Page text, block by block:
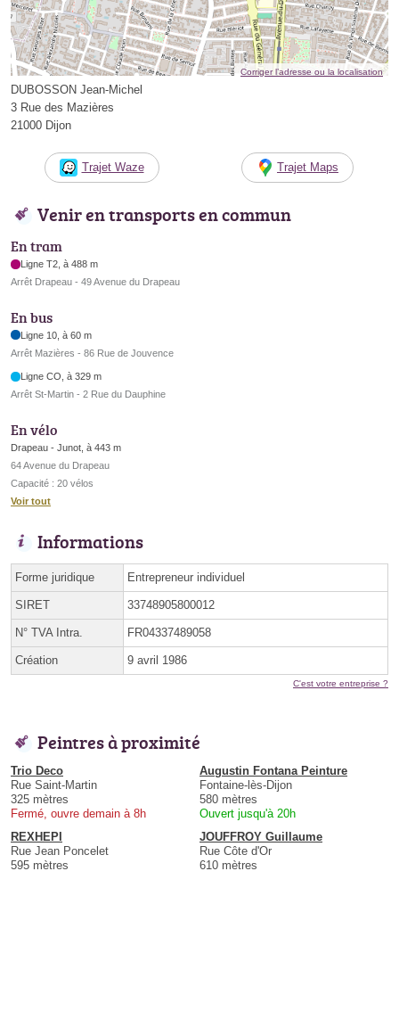
Corriger l’adresse ou la localisation
DUBOSSON Jean-Michel
3 Rue des Mazières
21000 Dijon
Trajet Waze Trajet Maps
Venir en transports en commun
En tram
Ligne T2, à 488 m
Arrêt Drapeau - 49 Avenue du Drapeau
En bus
Ligne 10, à 60 m
Arrêt Mazières - 86 Rue de Jouvence
Ligne CO, à 329 m
Arrêt St-Martin - 2 Rue du Dauphine
En vélo
Drapeau - Junot, à 443 m
64 Avenue du Drapeau
Capacité : 20 vélos
Voir tout
Informations
Forme juridique Entrepreneur individuel
SIRET 33748905800012
N° TVA Intra. FR04337489058
Création 9 avril 1986
C'est votre entreprise ?
Peintres à proximité
Trio Deco
Rue Saint-Martin
325 mètres
Fermé, ouvre demain à 8h
Augustin Fontana Peinture
Fontaine-lès-Dijon
580 mètres
Ouvert jusqu'à 20h
REXHEPI
Rue Jean Poncelet
595 mètres
JOUFFROY Guillaume
Rue Côte d'Or
610 mètres